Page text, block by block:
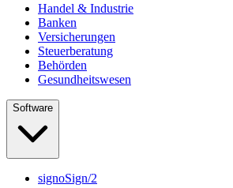
Handel & Industrie
Banken
Versicherungen
Steuerberatung
Behörden
Gesundheitswesen
Software
signoSign/2